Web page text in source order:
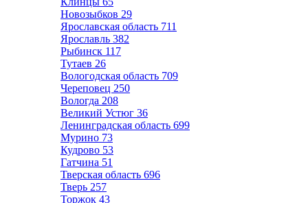
Новозыбков 29
Ярославская область 711
Ярославль 382
Рыбинск 117
Тутаев 26
Вологодская область 709
Череповец 250
Вологда 208
Великий Устюг 36
Ленинградская область 699
Мурино 73
Кудрово 53
Гатчина 51
Тверская область 696
Тверь 257
Торжок 43